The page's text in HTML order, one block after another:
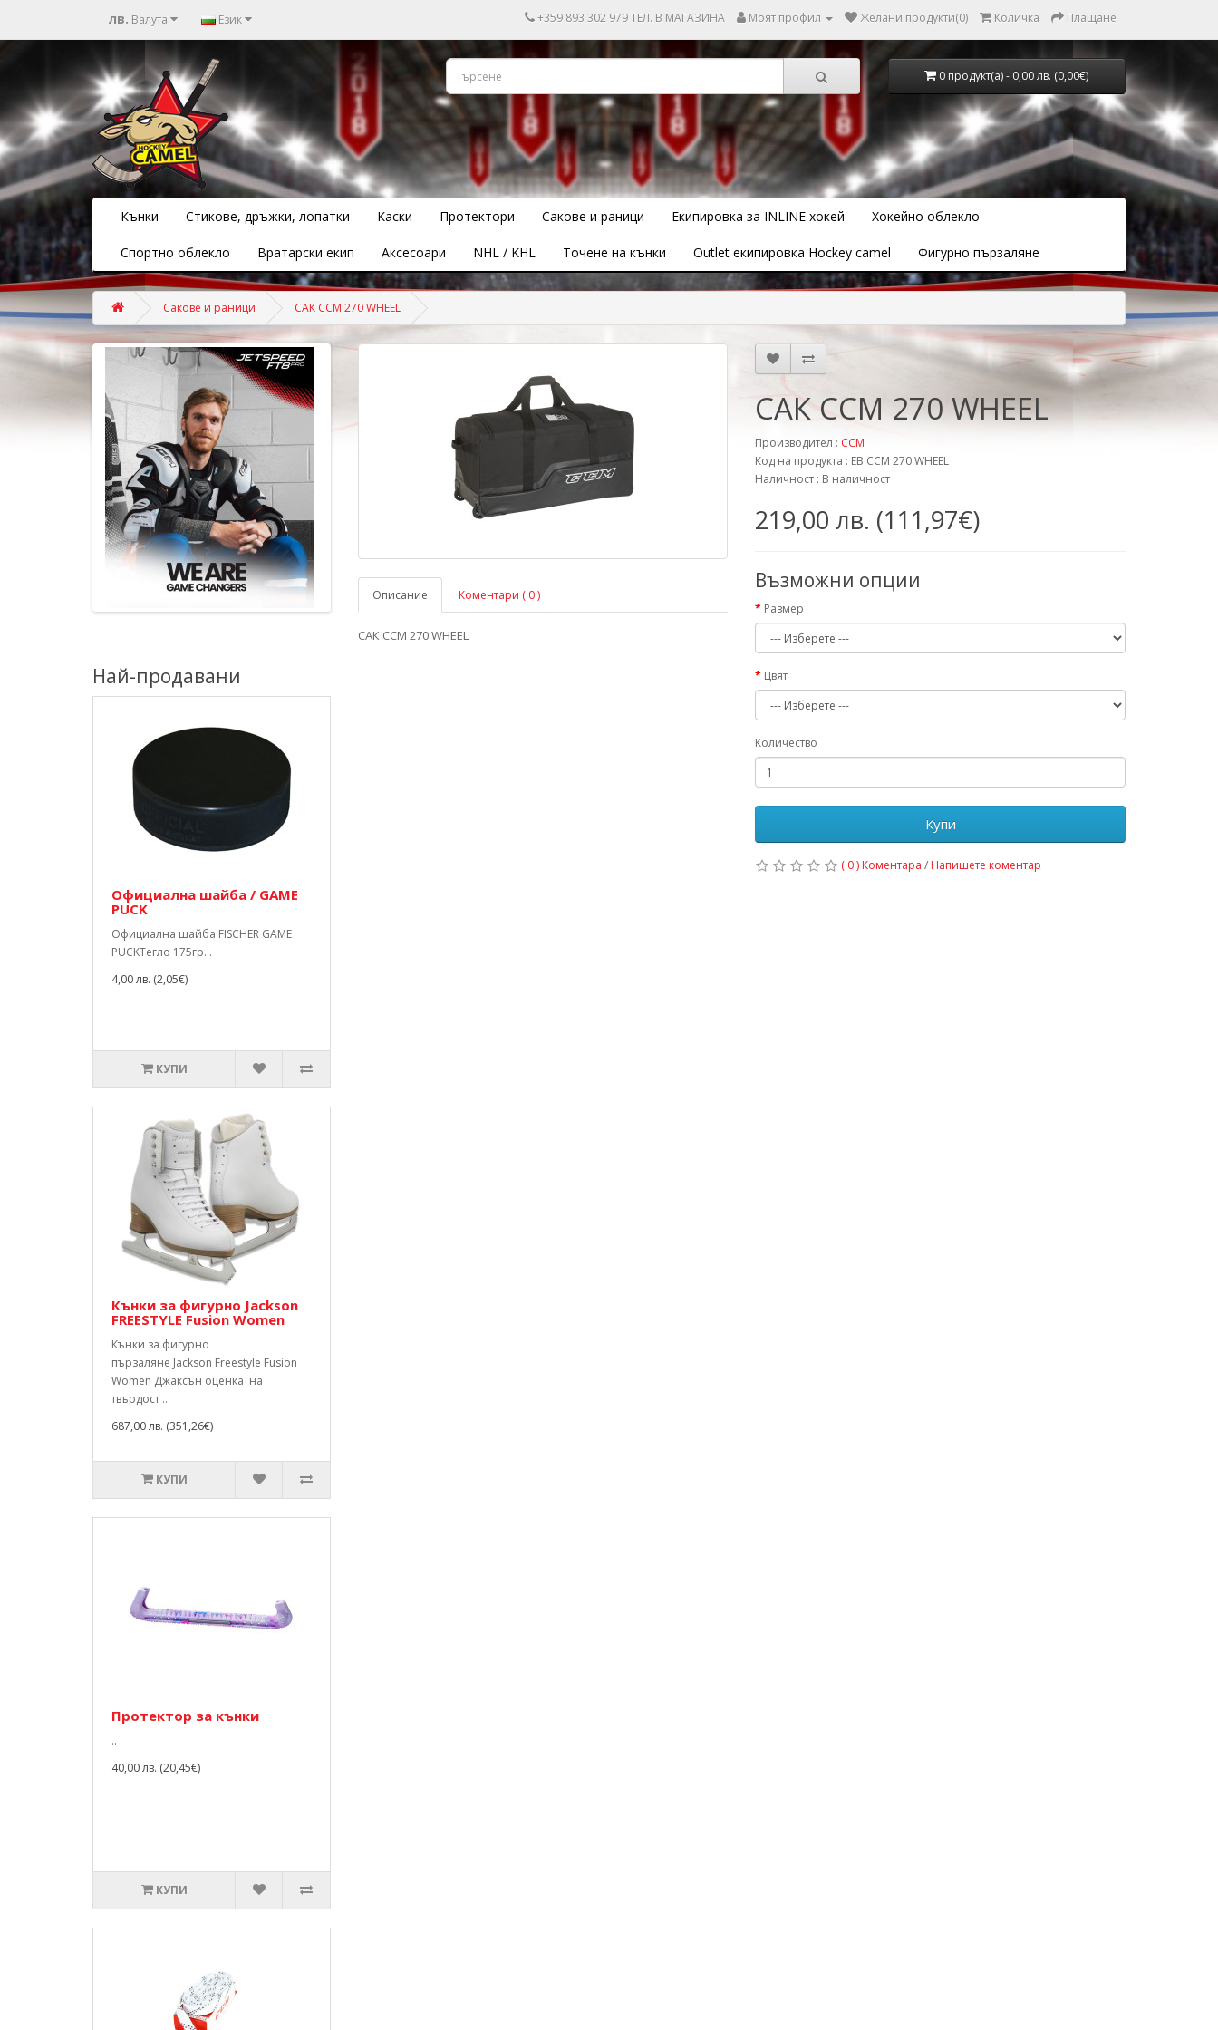
лв. Валута Език +359 893 302 979 ТЕЛ. В МАГАЗИНА Моят профил Желани продукти(0) Количка Плащане
0 продукт(а) - 0,00 лв. (0,00€)
Кънки Стикове, дръжки, лопатки Каски Протектори Сакове и раници Екипировка за INLINE хокей Хокейно облекло
Спортно облекло Вратарски екип Аксесоари NHL / KHL Точене на кънки Outlet екипировка Hockey camel Фигурно пързаляне
Сакове и раници САК CCM 270 WHEEL
Най-продавани
Официална шайба / GAME
PUCK
Официална шайба FISCHER GAME
PUCKТегло 175гр...
4,00 лв. (2,05€)
КУПИ
Кънки за фигурно Jackson
FREESTYLE Fusion Women
Кънки за фигурно
пързаляне Jackson Freestyle Fusion
Women Джаксън оценка на
твърдост ..
687,00 лв. (351,26€)
КУПИ
Протектор за кънки
..
40,00 лв. (20,45€)
КУПИ
Описание Коментари ( 0 )
САК CCM 270 WHEEL
САК CCM 270 WHEEL
Производител : CCM
Код на продукта : EB CCM 270 WHEEL
Наличност : В наличност
219,00 лв. (111,97€)
Възможни опции
Размер
Цвят
Количество
Купи
( 0 ) Коментара / Напишете коментар